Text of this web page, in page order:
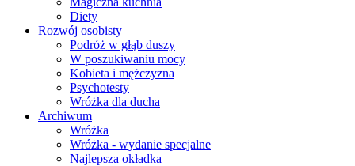
Diety
Rozwój osobisty
Podróż w głąb duszy
W poszukiwaniu mocy
Kobieta i mężczyzna
Psychotesty
Wróżka dla ducha
Archiwum
Wróżka
Wróżka - wydanie specjalne
Najlepsza okładka